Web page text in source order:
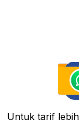
Untuk tarif